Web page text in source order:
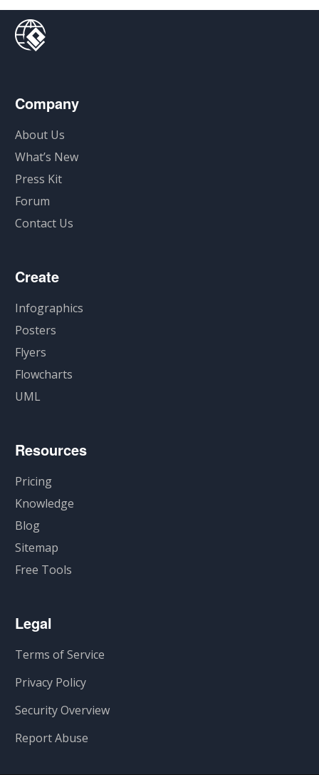
Company
About Us
What’s New
Press Kit
Forum
Contact Us
Create
Infographics
Posters
Flyers
Flowcharts
UML
Resources
Pricing
Knowledge
Blog
Sitemap
Free Tools
Legal
Terms of Service
Privacy Policy
Security Overview
Report Abuse